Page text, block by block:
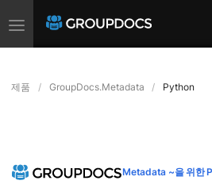
Toggle
navigation
제품 GroupDocs.Metadata Python
Metadata ~을 위한